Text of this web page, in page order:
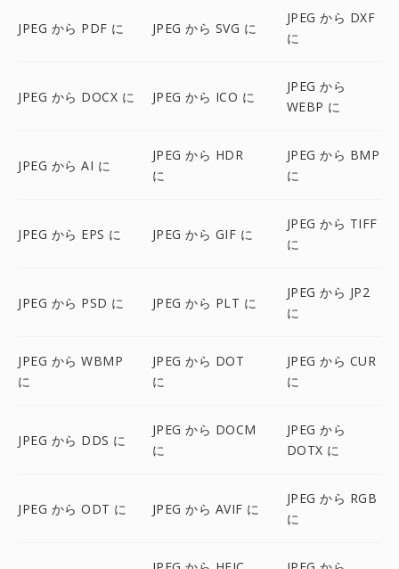
JPEG から PDF に JPEG から SVG に
JPEG から DXF
に
JPEG から DOCX に JPEG から ICO に
JPEG から
WEBP に
JPEG から AI に
JPEG から HDR
に
JPEG から BMP
に
JPEG から EPS に JPEG から GIF に
JPEG から TIFF
に
JPEG から PSD に JPEG から PLT に
JPEG から JP2
に
JPEG から WBMP
に
JPEG から DOT
に
JPEG から CUR
に
JPEG から DDS に
JPEG から DOCM
に
JPEG から
DOTX に
JPEG から ODT に JPEG から AVIF に
JPEG から RGB
に